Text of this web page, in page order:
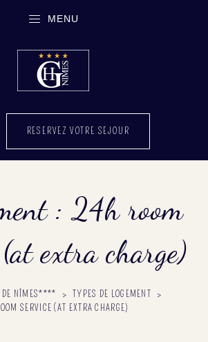
MENU
RESERVEZ VOTRE SEJOUR
:24h room
extra charge)
DE NÎMES**** > TYPES DE LOGEMENT
>
SERVICE (AT EXTRA CHARGE)